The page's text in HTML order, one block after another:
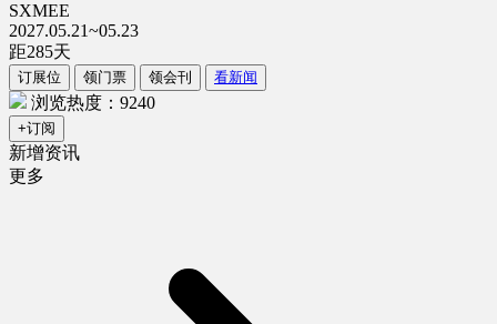
SXMEE
2027.05.21~05.23
距285天
订展位 领门票 领会刊 看新闻
浏览热度：9240
+订阅
新增资讯
更多